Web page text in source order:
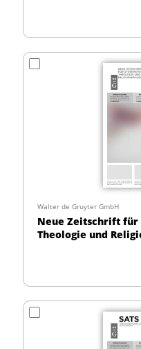
Walter de Gruyter GmbH
Neue Zeitschrift für
Theologie und